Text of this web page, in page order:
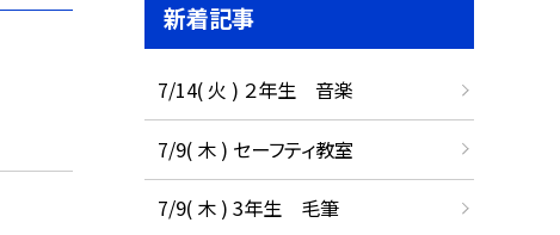
新着記事
7/14( 火 ) ２年生 音楽
7/9( 木 ) セーフティ教室
7/9( 木 ) 3年生 毛筆